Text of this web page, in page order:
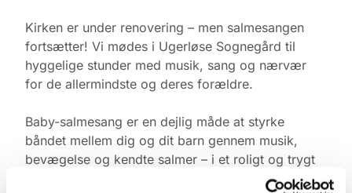
Kirken er under renovering – men salmesangen
fortsætter! Vi mødes i Ugerløse Sognegård til
hyggelige stunder med musik, sang og nærvær
for de allermindste og deres forældre.
Baby-salmesang er en dejlig måde at styrke
båndet mellem dig og dit barn gennem musik,
bevægelse og kendte salmer – i et roligt og trygt